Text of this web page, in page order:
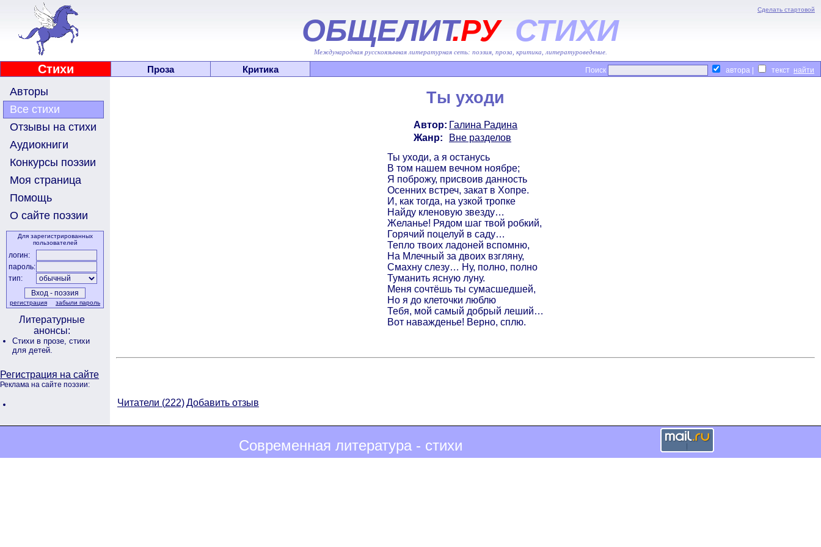
Сделать стартовой
ОБЩЕЛИТ.РУ СТИХИ
Международная русскоязычная литературная сеть: поэзия, проза, критика, литературоведение.
Стихи Проза Критика Поиск автора | текст
Авторы
Все стихи
Отзывы на стихи
Аудиокниги
Конкурсы поэзии
Моя страница
Помощь
О сайте поэзии
Для зарегистрированных
пользователей
логин:
пароль:
тип:
регистрация забыли пароль
Литературные
анонсы:
Стихи в прозе, стихи
для детей.
Регистрация на сайте
Реклама на сайте поэзии:
Ты уходи
Автор: Галина Радина
Жанр:
Вне разделов
Ты уходи, а я останусь
В том нашем вечном ноябре;
Я поброжу, присвоив данность
Осенних встреч, закат в Хопре.
И, как тогда, на узкой тропке
Найду кленовую звезду…
Желанье! Рядом шаг твой робкий,
Горячий поцелуй в саду…
Тепло твоих ладоней вспомню,
На Млечный за двоих взгляну,
Смахну слезу… Ну, полно, полно
Туманить ясную луну.
Меня сочтёшь ты сумасшедшей,
Но я до клеточки люблю
Тебя, мой самый добрый леший…
Вот наважденье! Верно, сплю.
Читатели (222)Добавить отзыв
Современная литература - стихи